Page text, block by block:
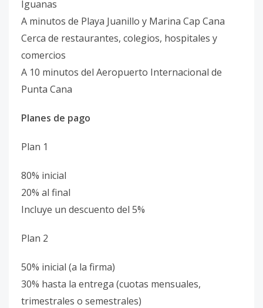
Iguanas
A minutos de Playa Juanillo y Marina Cap Cana
Cerca de restaurantes, colegios, hospitales y
comercios
A 10 minutos del Aeropuerto Internacional de
Punta Cana
Planes de pago
Plan 1
80% inicial
20% al final
Incluye un descuento del 5%
Plan 2
50% inicial (a la firma)
30% hasta la entrega (cuotas mensuales,
trimestrales o semestrales)